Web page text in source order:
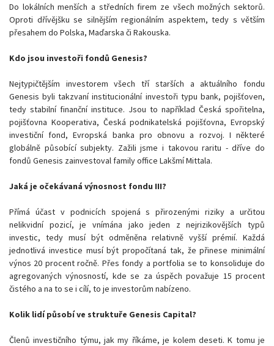
Do lokálních menších a středních firem ze všech možných sektorů.
Oproti dřívějšku se silnějším regionálním aspektem, tedy s větším
přesahem do Polska, Maďarska či Rakouska.
Kdo jsou investoři fondů Genesis?
Nejtypičtějším investorem všech tří starších a aktuálního fondu
Genesis byli takzvaní institucionální investoři typu bank, pojišťoven,
tedy stabilní finanční instituce. Jsou to například Česká spořitelna,
pojišťovna Kooperativa, Česká podnikatelská pojišťovna, Evropský
investiční fond, Evropská banka pro obnovu a rozvoj. I některé
globálně působící subjekty. Zažili jsme i takovou raritu - dříve do
fondů Genesis zainvestoval family office Lakšmí Mittala.
Jaká je očekávaná výnosnost fondu III?
Přímá účast v podnicích spojená s přirozenými riziky a určitou
nelikvidní pozicí, je vnímána jako jeden z nejrizikovějších typů
investic, tedy musí být odměněna relativně vyšší prémií. Každá
jednotlivá investice musí být propočítaná tak, že přinese minimální
výnos 20 procent ročně. Přes fondy a portfolia se to konsoliduje do
agregovaných výnosností, kde se za úspěch považuje 15 procent
čistého a na to se i cílí, to je investorům nabízeno.
Kolik lidí působí ve struktuře Genesis Capital?
Členů investičního týmu, jak my říkáme, je kolem deseti. K tomu je